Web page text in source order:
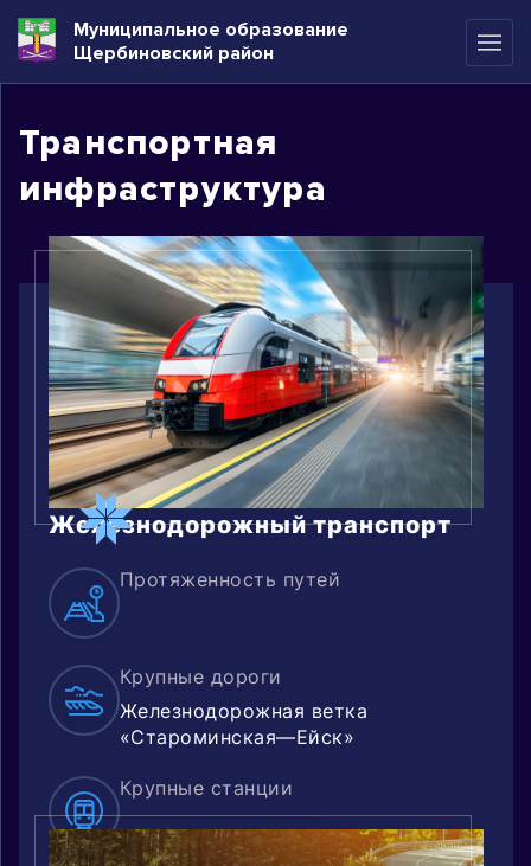
Муниципальное образование
Щербиновский район
Транспортная
инфраструктура
Железнодорожный транспорт
Протяженность путей
Крупные дороги
Железнодорожная ветка
«Староминская—Ейск»
Крупные станции